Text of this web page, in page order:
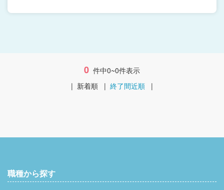
0 件中0~0件表示
| 新着順 | 終了間近順 |
職種から探す